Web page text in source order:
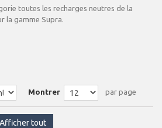
toutes les recharges neutres de la
la gamme Supra.
Montrer par page
Afficher tout